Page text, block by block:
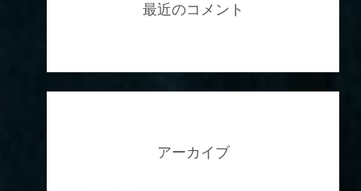
最近のコメント
アーカイブ